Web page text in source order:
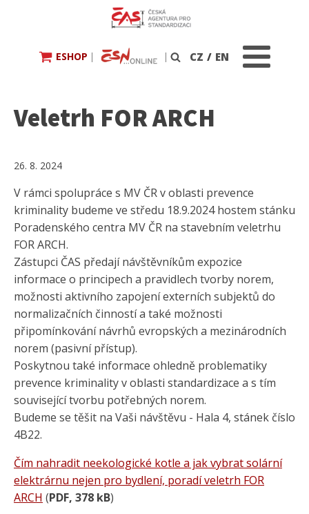
ESHOP | | Vyhledávání
CZ / EN
Veletrh FOR ARCH
26. 8. 2024
V rámci spolupráce s MV ČR v oblasti prevence
kriminality budeme ve středu 18.9.2024 hostem stánku
Poradenského centra MV ČR na stavebním veletrhu
FOR ARCH.
Zástupci ČAS předají návštěvníkům expozice
informace o principech a pravidlech tvorby norem,
možnosti aktivního zapojení externích subjektů do
normalizačních činností a také možnosti
připomínkování návrhů evropských a mezinárodních
norem (pasivní přístup).
Poskytnou také informace ohledně problematiky
prevence kriminality v oblasti standardizace a s tím
související tvorbu potřebných norem.
Budeme se těšit na Vaši návštěvu - Hala 4, stánek číslo
4B22.
Čím nahradit neekologické kotle a jak vybrat solární
elektrárnu nejen pro bydlení, poradí veletrh FOR
ARCH (PDF, 378 kB)